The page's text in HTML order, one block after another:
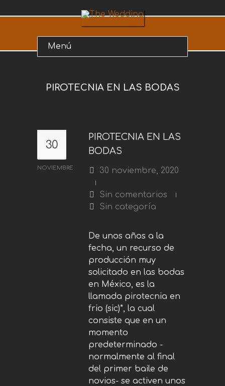
PIROTECNIA EN LAS BODAS
30
NOVIEMBRE
PIROTECNIA EN LAS
BODAS
30 noviembre, 2020
Sin comentarios
Sin categoría
De unos años a la
fecha, un recurso de
producción muy
solicitado en las bodas
en México, es la
llamada pirotecnia en
frio (sic)*, la cual
consiste que en un
momento
predeterminado -
normalmente al final
del primer baile de
novios- se activen unos